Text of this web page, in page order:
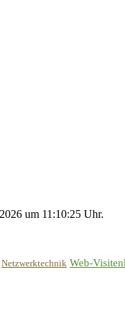
um 11:10:25 Uhr.
Netzwerktechnik Web-